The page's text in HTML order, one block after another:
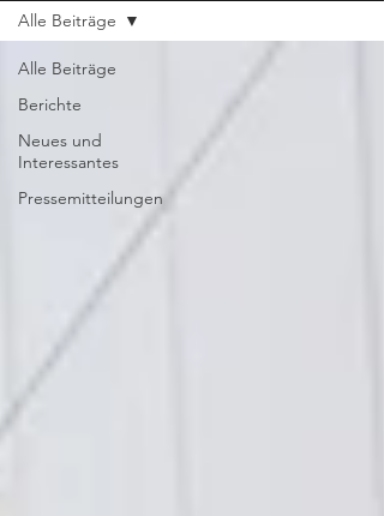
Alle Beiträge
Berichte
Neues und
Interessantes
Pressemitteilungen
Alle Beiträge